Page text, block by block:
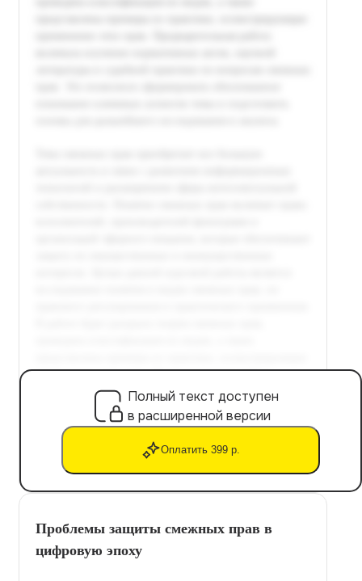
Полный текст доступен
в расширенной версии
Оплатить 399 р.
Проблемы защиты смежных прав в
цифровую эпоху